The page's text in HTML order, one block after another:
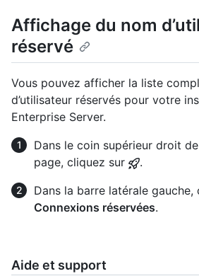
Affichage du nom
réservé
Vous pouvez afficher la liste
d’utilisateur réservés pour votre
Enterprise Server.
Dans le coin supérieur droit
page, cliquez sur
.
Dans la barre latérale gauche,
Connexions réservées.
Aide et support